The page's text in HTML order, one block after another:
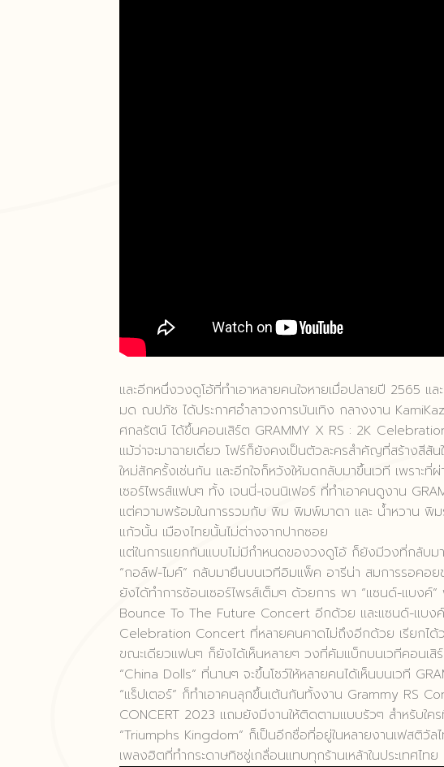
และอีกหนึ่งวงดูโอ้ที่ทำเอาหลายคนใจหายเมื่อปลายปี 2565 แ
มด ณปภัช ได้ประกาศอำลาวงการบันเทิง กลางงาน
ศกลรัตน์ ได้ขึ้นคอนเสิร์ต GRAMMY X RS : 2K
แม้ว่าจะมาฉายเดี่ยว โฟร์ก็ยังคงเป็นตัวละครสำคัญที่สร้างสีสั
ใหม่สักครั้งเช่นกัน และอีกใจก็หวังให้มดกลับมาขึ้นเวที เพราะ
เซอร์ไพรส์แฟนๆ ทั้ง เจนนี่-เจนนิเฟอร์ ที่ทำเอาคนดูงาน
แต่ความพร้อมในการรวมกับ พิม พิมพ์มาดา และ น้ำหวาน พิม
แก้วนั้น เมืองไทยนั้นไม่ต่างจากปากซอย
แต่ในการแยกกันแบบไม่มีกำหนดของวงดูโอ้ ก็ยังมีวงที่กลับ
“กอล์ฟ-ไมค์” กลับมายืนบนเวทีอิมแพ็ค อารีน่า สมการรอคอ
ยังได้ทำการซ้อนเซอร์ไพรส์เต็มๆ ด้วยการ พา “แซนด์-แบงค์
Bounce To The Future Concert อีกด้วย และแซนด์-แบงค์
Celebration Concert ที่หลายคนคาดไม่ถึงอีกด้วย เรียกได้ว่
ขณะเดียวแฟนๆ ก็ยังได้เห็นหลายๆ วงที่คัมแบ็กบนเวทีคอนเสิ
“China Dolls” ที่นานๆ จะขึ้นโชว์ให้หลายคนได้เห็นบนเวที
“แร็ปเตอร์” ก็ทำเอาคนลุกขึ้นเต้นกันทั้งงาน Grammy RS
CONCERT 2023 แถมยังมีงานให้ติดตามแบบรัวๆ สำหรับ
“Triumphs Kingdom” ก็เป็นอีกชื่อที่อยู่ในหลายงานเฟสติวั
เพลงฮิตที่ทำกระดาษทิชชู่เกลื่อนแทบทุกร้านเหล้าในประเทศไทย